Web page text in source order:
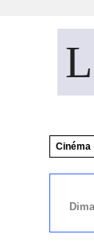
Cinéma